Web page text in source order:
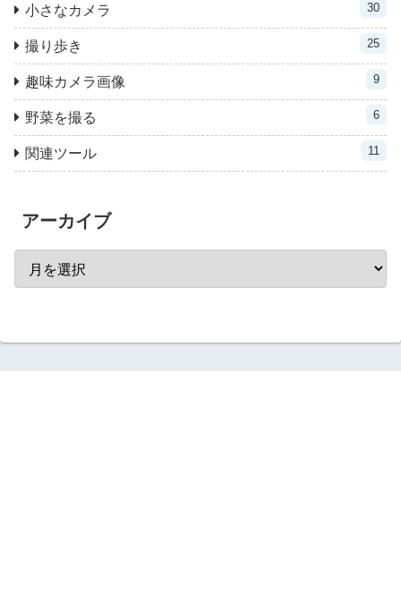
小さなカメラ 30
撮り歩き 25
趣味カメラ画像 9
野菜を撮る 6
関連ツール 11
アーカイブ